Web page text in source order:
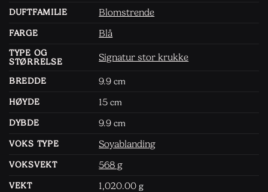
DUFTFAMILIE Blomstrende
FARGE Blå
TYPE OG
STØRRELSE
Signatur stor krukke
BREDDE 9.9 cm
HØYDE
15 cm
DYBDE
9.9 cm
VOKS TYPE
Soyablanding
VOKSVEKT 568 g
VEKT 1,020.00 g